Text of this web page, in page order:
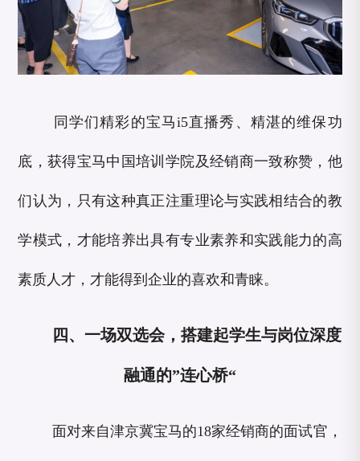
同学们精彩的宝马i5直播秀、精湛的维保功
底，获得宝马中国培训学院及经销商一致称赞，他
们认为，只有这种真正注重理论与实践相结合的教
学模式，才能培养出具有专业素养和实践能力的高
素质人才，才能得到企业的喜欢和青睐。
四、一场双选会，搭建起学生与岗位深度
融通的”连心桥“
面对来自津京冀宝马的18家经销商的面试官，